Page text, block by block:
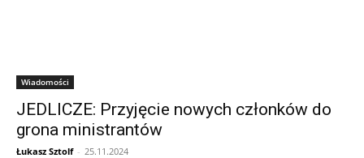
Wiadomości
JEDLICZE: Przyjęcie nowych członków do
grona ministrantów
Łukasz Sztolf - 25.11.2024